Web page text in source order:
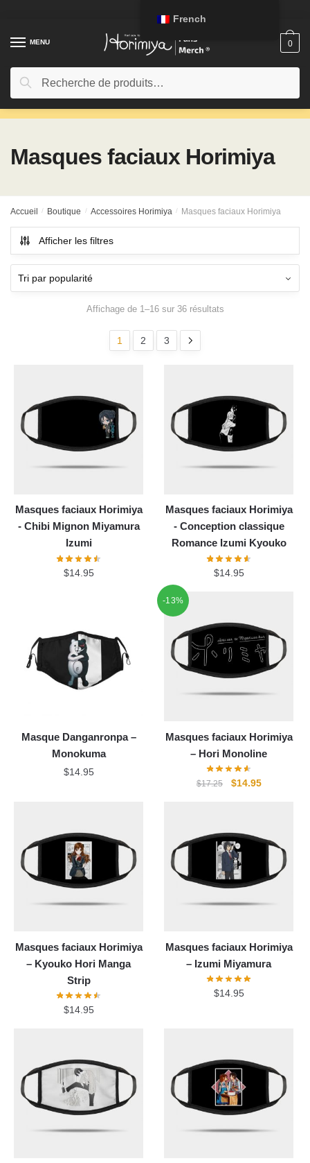
contenuMENU
Rechercher:
Recherche
0
Masques faciaux Horimiya
Accueil / Boutique / Accessoires Horimiya / Masques faciaux Horimiya
Afficher les filtres
Affichage de 1–16 sur 36 résultats
1 2 3
Masques faciaux Horimiya
- Chibi Mignon Miyamura
Izumi
$14.95
Masques faciaux Horimiya
- Conception classique
Romance Izumi Kyouko
$14.95
Masque Danganronpa –
Monokuma
$14.95
-13%
Masques faciaux Horimiya
– Hori Monoline
$17.25
Le
$17.25.
$14.95Le
$14.95.
Masques faciaux Horimiya
– Kyouko Hori Manga
Strip
$14.95
Masques faciaux Horimiya
– Izumi Miyamura
$14.95
French